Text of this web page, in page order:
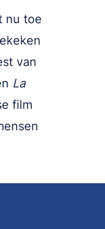
nu toe
van
La
film